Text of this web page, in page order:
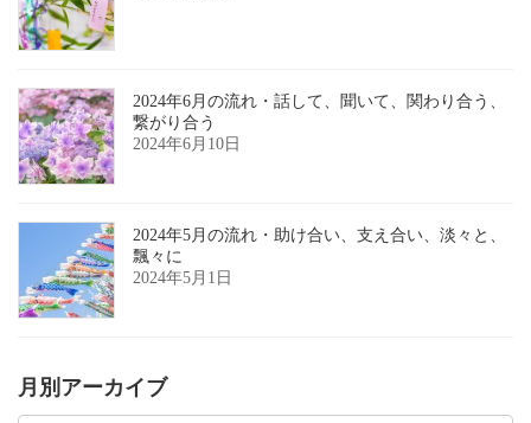
2024年6月の流れ・話して、聞いて、関わり合う、
繋がり合う
2024年6月10日
2024年5月の流れ・助け合い、支え合い、淡々と、
飄々に
2024年5月1日
月別アーカイブ
月